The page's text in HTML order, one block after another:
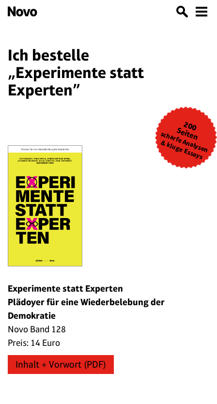
Ich bestelle
„Experimente statt
Experten”
200
Seiten
scharfe Analysen
& kluge Essays
Experimente statt Experten
Plädoyer für eine Wiederbelebung der
Demokratie
Novo Band 128
Preis: 14 Euro
Inhalt + Vorwort (PDF)